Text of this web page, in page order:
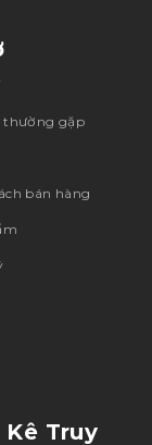
thường gặp
bán hàng
Kê Truy